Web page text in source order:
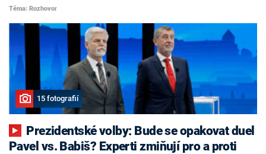
Téma: Rozhovor
15 fotografií
Pavel vs. Babiš? Experti zmiňují pro a proti